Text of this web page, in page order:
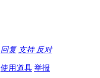
回复 支持 反对
使用道具 举报